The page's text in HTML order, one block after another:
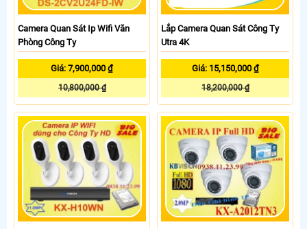
Camera Quan Sát Ip Wifi Văn
Phòng Công Ty
Giá: 7,900,000 ₫
10,800,000 ₫
Lắp Camera Quan Sát Công Ty
Utra 4K
Giá: 15,150,000 ₫
18,200,000 ₫